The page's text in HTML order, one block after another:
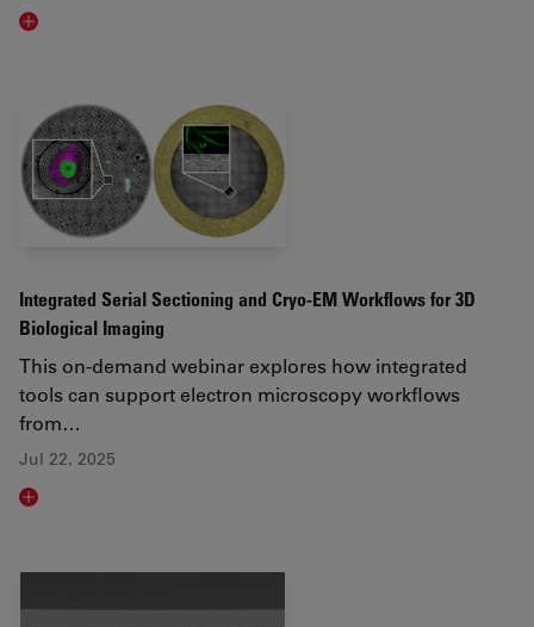
Read article
Integrated Serial Sectioning and Cryo-EM Workflows for 3D
Biological Imaging
This on-demand webinar explores how integrated
tools can support electron microscopy workflows
from…
Jul 22, 2025
Read article